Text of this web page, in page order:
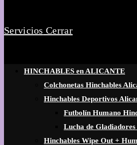
Servicios Cerrar
HINCHABLES en ALICANTE
Colchonetas Hinchables
Hinchables Deportivos
Futbolín Humano
Lucha de
Hinchables Wipe Out +